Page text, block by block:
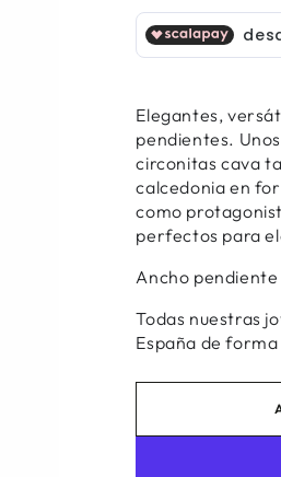
Elegantes,
pendientes.
circonitas cava
calcedonia en
como
perfectos para
Ancho pendiente
Todas nuestras
España de